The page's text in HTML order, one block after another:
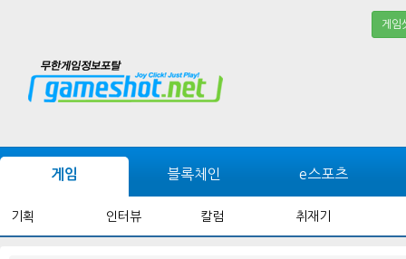
게임
게임 블록체인 e스포츠
기획 인터뷰 칼럼 취재기